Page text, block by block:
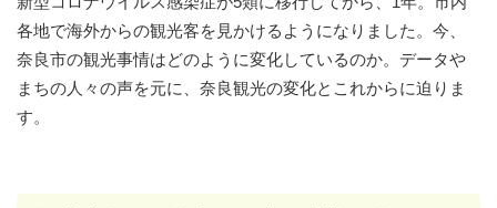
各地で海外からの観光客を見かけるようになりました。今、
奈良市の観光事情はどのように変化しているのか。データや
まちの人々の声を元に、奈良観光の変化とこれからに迫りま
す。